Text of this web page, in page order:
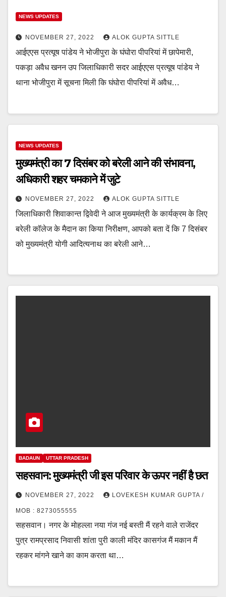
NEWS UPDATES
NOVEMBER 27, 2022 ALOK GUPTA SITTLE
आईएएस प्रत्यूष पांडेय ने भोजीपुरा के घंघोरा पीपरियां में छापेमारी,
पकड़ा अवैध खनन उप जिलाधिकारी सदर आईएएस प्रत्यूष पांडेय ने
थाना भोजीपुरा में सूचना मिली कि घंघोरा पीपरियां में अवैध…
NEWS UPDATES
मुख्यमंत्री का 7 दिसंबर को बरेली आने की संभावना,
अधिकारी शहर चमकाने में जुटे
NOVEMBER 27, 2022 ALOK GUPTA SITTLE
जिलाधिकारी शिवाकान्त द्विवेदी ने आज मुख्यमंत्री के कार्यक्रम के लिए
बरेली कॉलेज के मैदान का किया निरीक्षण, आपको बता दें कि 7 दिसंबर
को मुख्यमंत्री योगी आदित्यनाथ का बरेली आने…
BADAUN UTTAR PRADESH
सहसवान: मुख्यमंत्री जी इस परिवार के ऊपर नहीं है छत
NOVEMBER 27, 2022 LOVEKESH KUMAR GUPTA /
MOB : 8273055555
सहसवान। नगर के मोहल्ला नया गंज नई बस्ती मैं रहने वाले राजेंदर
पुत्र रामप्रसाद निवासी शांता पुरी काली मंदिर कासगंज मैं मकान मैं
रहकर मांगने खाने का काम करता था…